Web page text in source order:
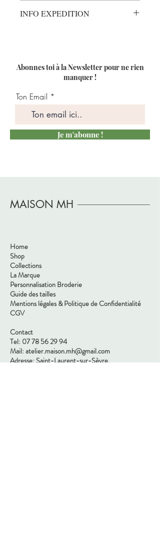
Cette paire de chaussettes est douce,
Taille 35/40
- 75% Coton
- 20% Polyester
- 5% Elashanne
Certifié Oeko-Tex
INFO EXPEDITION
Sur Commande !!
Abonnes toi à la Newsletter pour ne rien
manquer !
Ton Email
Je m'abonne !
MAISON MH
Home
Shop
Collections
La Marque
Personnalisation Broderie
Guide des tailles
Mentions légales & Politique de Confidentialité
CGV
Contact
Tel: 07 78 56 29 94
Mail: atelier.maison.mh@gmail.com
Adresse: Saint-Laurent-sur-Sèvre,